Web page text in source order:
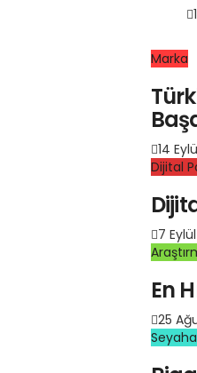
Marka
14
Dijital
7
En
25